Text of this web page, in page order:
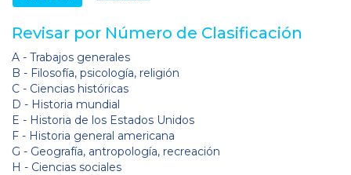
Revisar por Número de Clasificación
A - Trabajos generales
B - Filosofía, psicología, religión
C - Ciencias históricas
D - Historia mundial
E - Historia de los Estados Unidos
F - Historia general americana
G - Geografía, antropología, recreación
H - Ciencias sociales